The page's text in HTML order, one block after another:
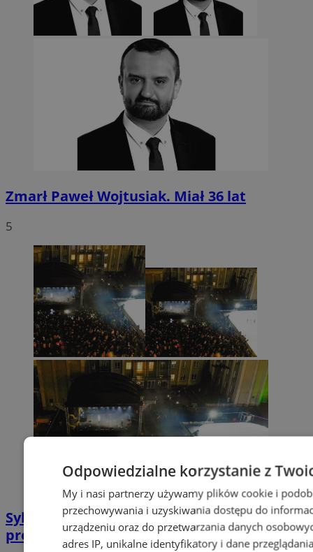
Zmarł Paweł Wojtusiak. Miał 36 lat
5
Sylwester 2019 w Sosnowcu. Sprawdź
program!
Odpowiedzialne korzystanie z
My i nasi partnerzy używamy plików cookie i
przechowywania i uzyskiwania dostępu do
urządzeniu oraz do przetwarzania danych
adres IP, unikalne identyfikatory i dane